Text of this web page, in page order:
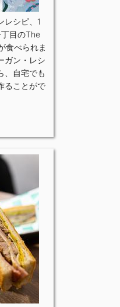
レシピ、1
目のThe
食べられま
ガン・レシ
、自宅でも
ることがで